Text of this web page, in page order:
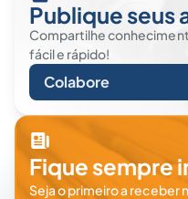
Publique seus
Compartilhe
fácil e rápido!
Colabore
Fique sempre
Seja o primeiro a receber